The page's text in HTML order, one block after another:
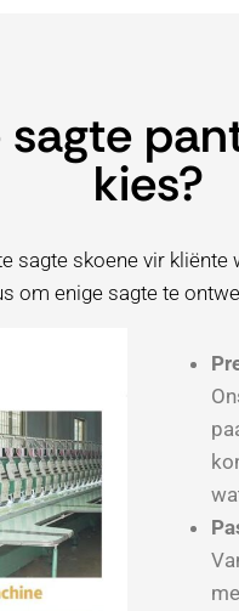
kies?
skoene vir
om enige sagte te